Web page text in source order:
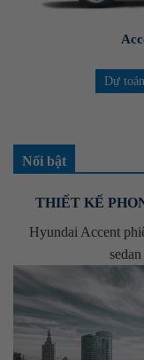
Dự
Nổi bật
THIẾT KẾ
Hyundai Accent